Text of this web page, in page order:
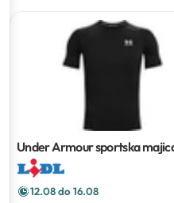
Under Armour sportska
12.08 do 16.08